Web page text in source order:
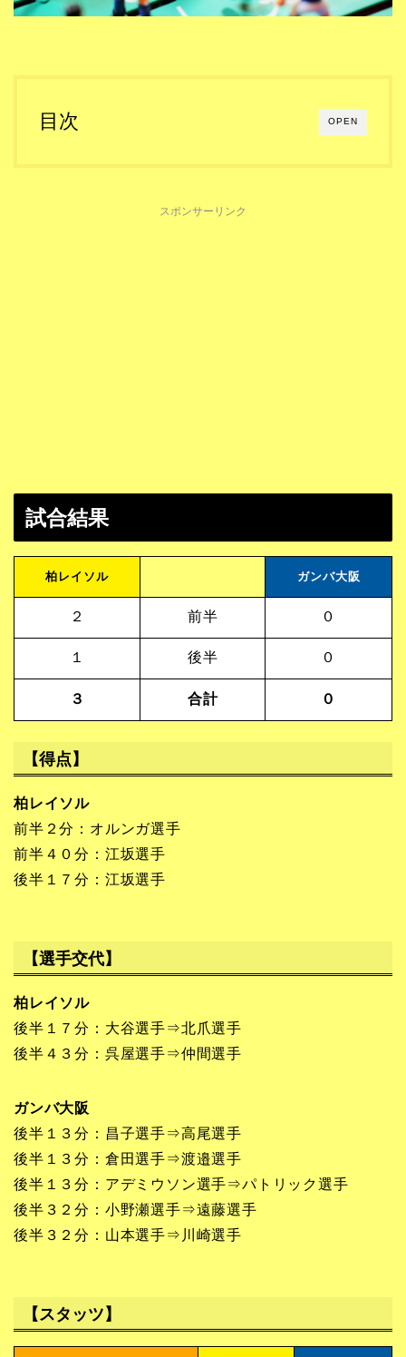
OPEN
目次
スポンサーリンク
試合結果
柏レイソル ガンバ大阪
２ 前半 ０
１ 後半 ０
３ 合計 ０
【得点】
柏レイソル
前半２分：オルンガ選手
前半４０分：江坂選手
後半１７分：江坂選手
【選手交代】
柏レイソル
後半１７分：大谷選手⇒北爪選手
後半４３分：呉屋選手⇒仲間選手
ガンバ大阪
後半１３分：昌子選手⇒高尾選手
後半１３分：倉田選手⇒渡邉選手
後半１３分：アデミウソン選手⇒パトリック選手
後半３２分：小野瀬選手⇒遠藤選手
後半３２分：山本選手⇒川崎選手
【スタッツ】